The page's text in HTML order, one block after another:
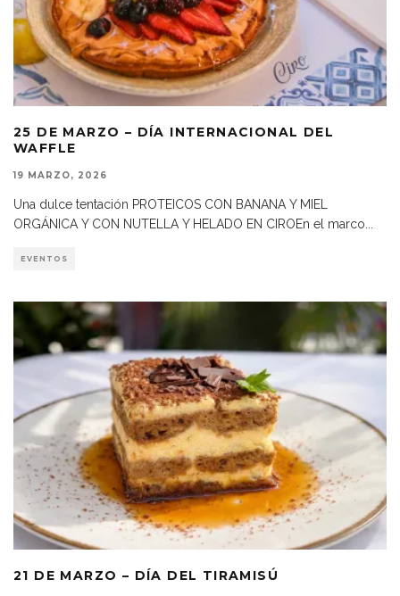
25 DE MARZO – DÍA INTERNACIONAL DEL
WAFFLE
19 MARZO, 2026
Una dulce tentación PROTEICOS CON BANANA Y MIEL
ORGÁNICA Y CON NUTELLA Y HELADO EN CIROEn el marco
EVENTOS
21 DE MARZO – DÍA DEL TIRAMISÚ